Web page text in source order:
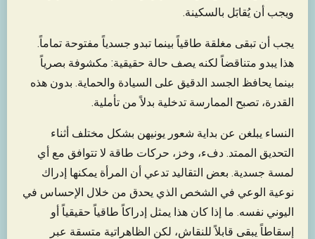
ويجب أن يُقابَل بالسكينة.
يجب أن تبقى مغلقة طاقياً بينما تبدو جسدياً مفتوحة تماماً.
هذا يبدو متناقضاً لكنه يصف حالة حقيقية: مكشوفة بصرياً
بينما يحافظ الجسد الدقيق على السيادة والحماية. بدون هذه
القدرة، تصبح الممارسة تدخلية بدلاً من تأملية.
النساء يبلغن عن بداية شعور يونيهن بشكل مختلف أثناء
التحديق الممتد. دفء، وخز، حركات طاقة لا تتوافق مع أي
لمسة جسدية. بعض التقاليد تدعي أن المرأة يمكنها إدراك
نوعية الوعي في الشخص الذي يحدق من خلال الإحساس في
اليوني نفسه. ما إذا كان هذا يمثل إدراكاً طاقياً حقيقياً أو
إسقاطاً يبقى قابلاً للنقاش، لكن الظاهراتية متسقة عبر